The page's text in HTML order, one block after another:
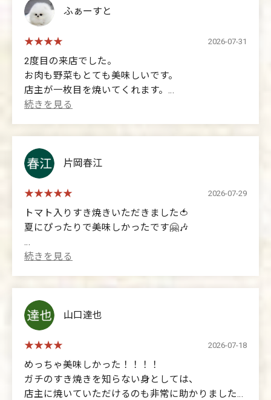
wanted to talk to someone about my hard work, so I
went. I had a truly luxurious time.
Previously, I also went there on my birthday as a
present to myself, and they played the saxophone for
me. They put a candle in my ice cream dessert, and as
I blew it out, they lightened the burden I'd been
carrying. From loneliness to tears of joy... it was a truly
restaurant.
what was included, I ordered something that seemed
like it was from the regular menu. The owner grilled it
for us, and it was very enjoyable to eat while chatting
with him.
ふぁーすと
2026-07-31
2度目の来店でした。
お肉も野菜もとても美味しいです。
店主が一枚目を焼いてくれます。
食べごろが初心者には分かりにくいのでこうなった
す。(タイマーなど
人によるとは思いますが少し物足りない感があるの
で追加のうどんやお肉はあったほうがいいかもしれ
ません。
(Translated by Google)
This was my second visit.
The meat and vegetables are both very delicious.
The owner grills the first piece for you.
It's difficult for first-timers to tell when it's ready to
eat, so it would be helpful to have some kind of
It depends on the person, but I felt it was a little
unsatisfying, so you might want to order extra udon
片岡春江
2026-07-29
トマト入りすき焼きいただきました🍅
夏にぴったりで美味しかったです🤗🎶
(Translated by Google)
It was perfect for summer and delicious 🤗🎶
山口達也
2026-07-18
めっちゃ美味しかった！！！！
ガチのすき焼きを知らない身としては、
店主に焼いていただけるのも非常に助かりました。